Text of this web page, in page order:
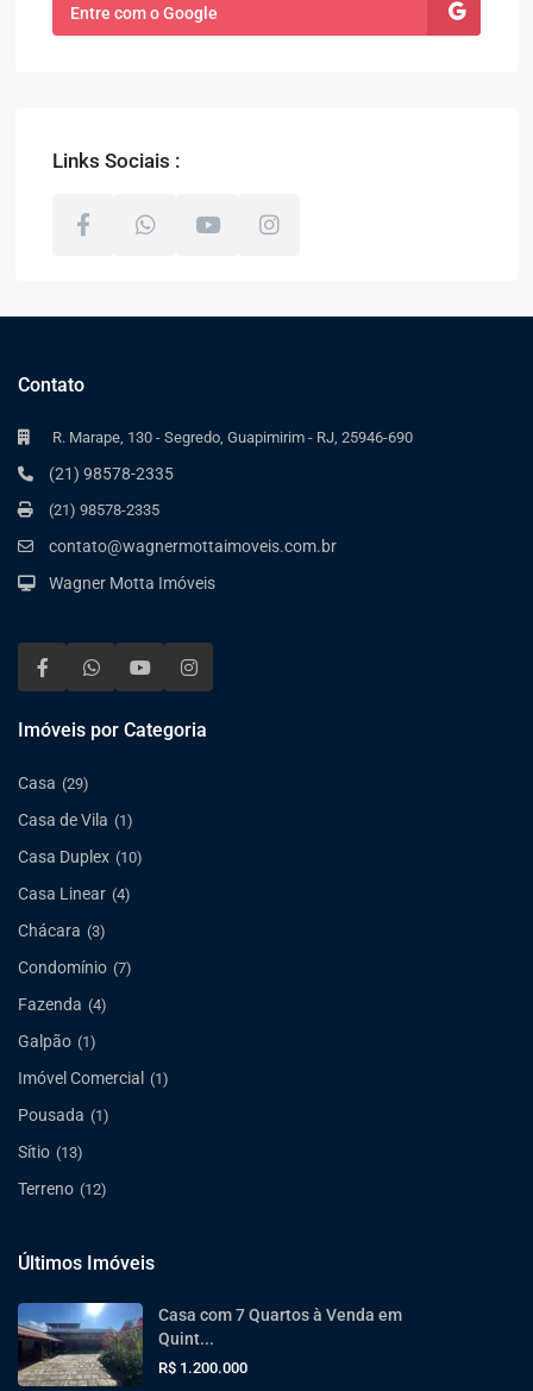
Entre com o Google
Links Sociais :
Contato
R. Marape, 130 - Segredo, Guapimirim - RJ, 25946-690
(21) 98578-2335
(21) 98578-2335
contato@wagnermottaimoveis.com.br
Wagner Motta Imóveis
Imóveis por Categoria
Casa (29)
Casa de Vila (1)
Casa Duplex (10)
Casa Linear (4)
Chácara (3)
Condomínio (7)
Fazenda (4)
Galpão (1)
Imóvel Comercial (1)
Pousada (1)
Sítio (13)
Terreno (12)
Últimos Imóveis
Casa com 7 Quartos à Venda em
Quint...
R$ 1.200.000